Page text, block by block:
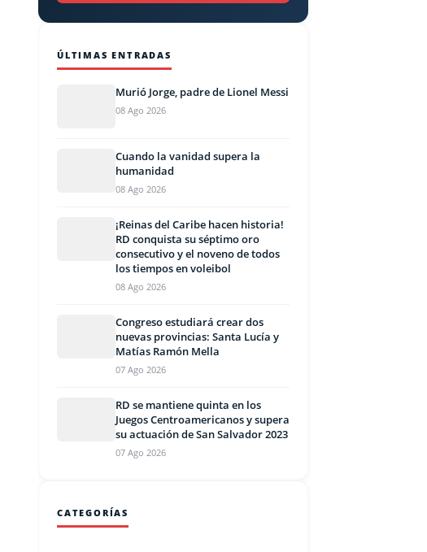
ÚLTIMAS ENTRADAS
Murió Jorge, padre de Lionel Messi
08 Ago 2026
Cuando la vanidad supera la
humanidad
08 Ago 2026
¡Reinas del Caribe hacen historia!
RD conquista su séptimo oro
consecutivo y el noveno de todos
los tiempos en voleibol
08 Ago 2026
Congreso estudiará crear dos
nuevas provincias: Santa Lucía y
Matías Ramón Mella
07 Ago 2026
RD se mantiene quinta en los
Juegos Centroamericanos y supera
su actuación de San Salvador 2023
07 Ago 2026
CATEGORÍAS